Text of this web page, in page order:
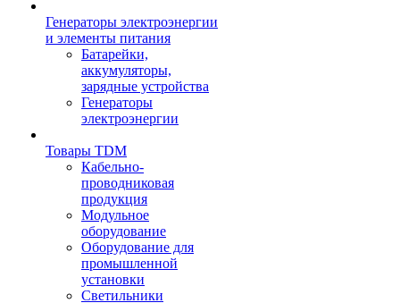
Генераторы электроэнергии
и элементы питания
Батарейки,
аккумуляторы,
зарядные устройства
Генераторы
электроэнергии
Товары TDM
Кабельно-
проводниковая
продукция
Модульное
оборудование
Оборудование для
промышленной
установки
Светильники